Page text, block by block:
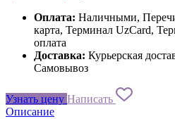
Оплата: Наличными,
карта, Терминал UzCard,
оплата
Доставка: Курьерская
Самовывоз
Узнать цену Написать
Описание